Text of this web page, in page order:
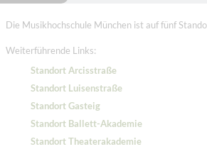
Die Musikhochschule München ist auf fünf
Weiterführende Links:
Standort Arcisstraße
Standort Luisenstraße
Standort Gasteig
Standort Ballett-Akademie
Standort Theaterakademie